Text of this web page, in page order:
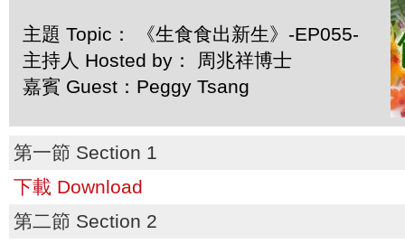
主題 Topic： 《生食食出新生》-EP055-
主持人 Hosted by： 周兆祥博士
嘉賓 Guest：Peggy Tsang
第一節 Section 1
下載 Download
第二節 Section 2